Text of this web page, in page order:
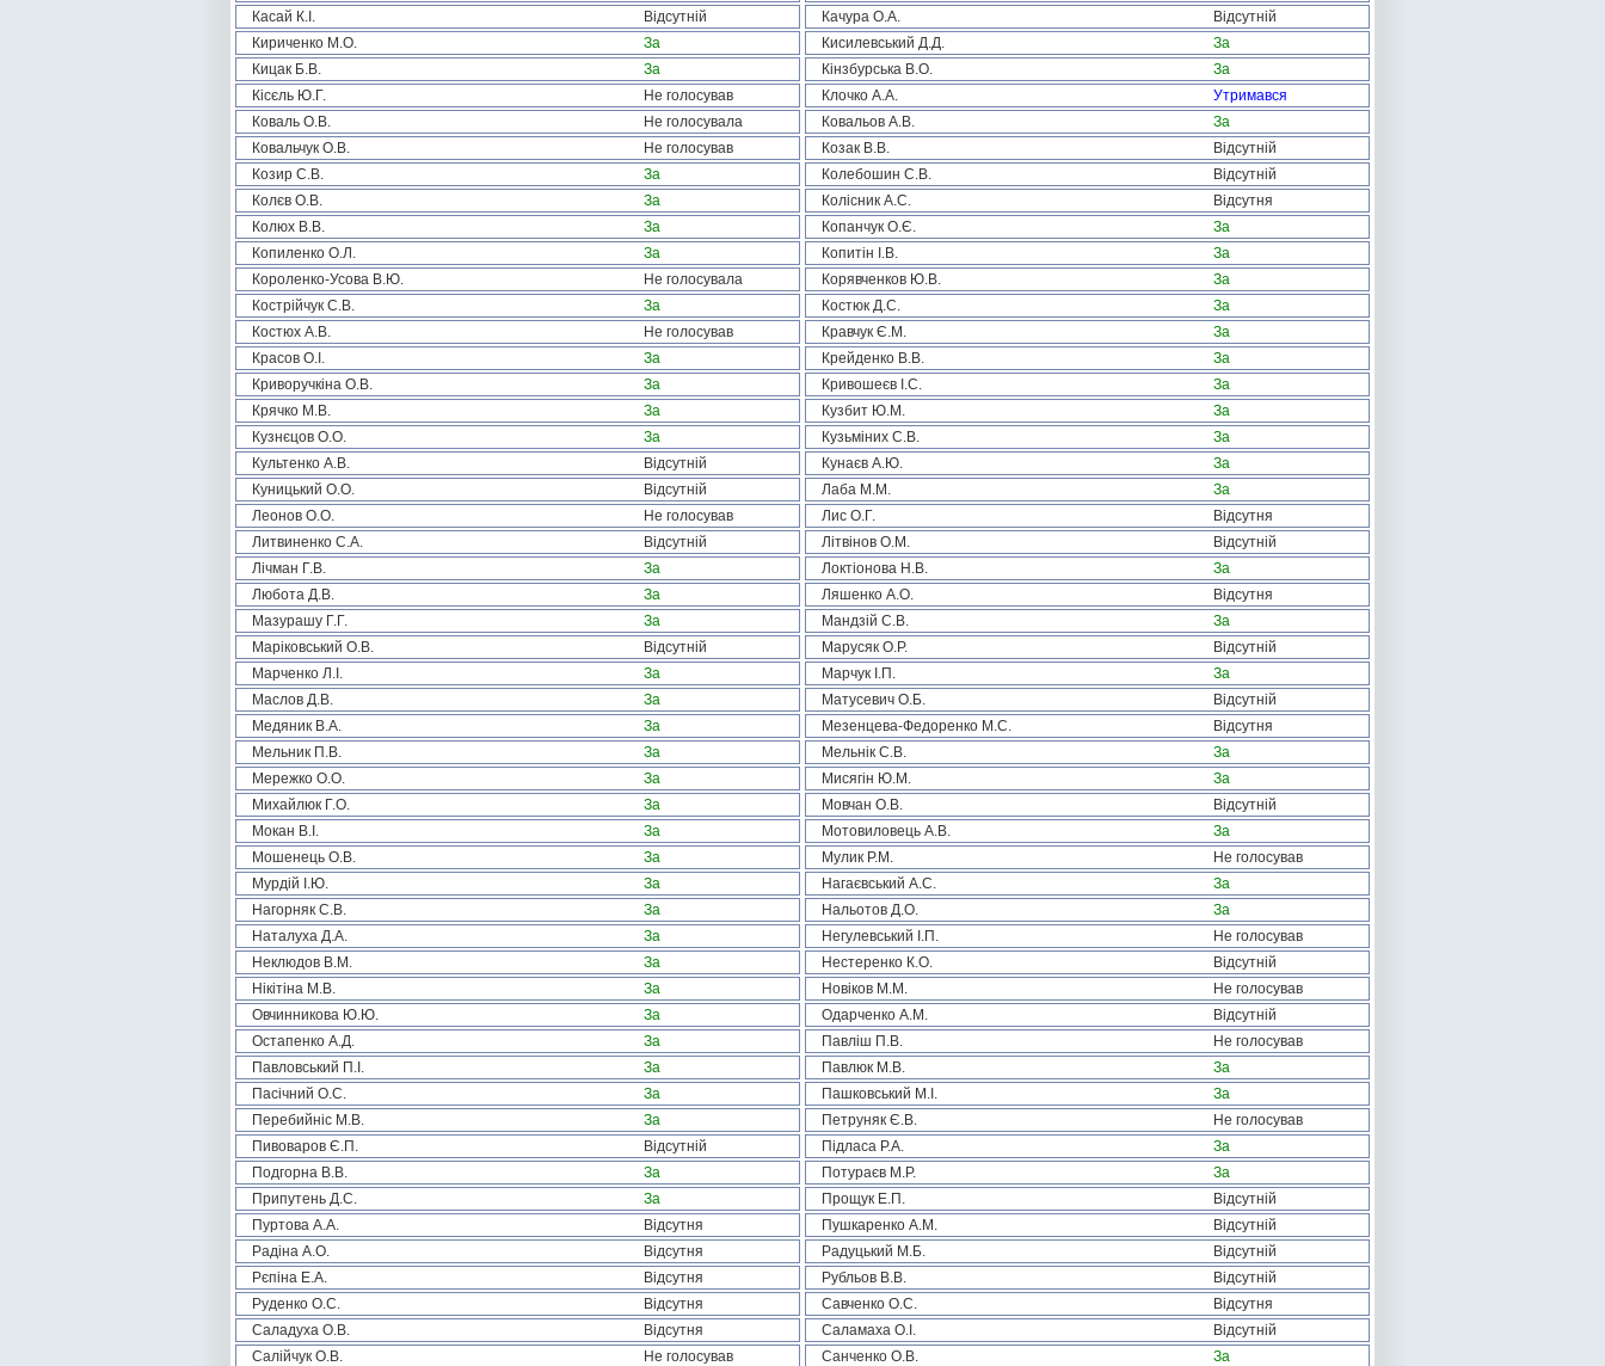
Касай К.І.
Відсутній Качура О.А.
Відсутній
Кириченко М.О.
За Кисилевський Д.Д.
За
Кицак Б.В.
За Кінзбурська В.О.
За
Кісєль Ю.Г.
Не голосував Клочко А.А.
Утримався
Коваль О.В.
Не голосувала Ковальов А.В.
За
Ковальчук О.В.
Не голосував Козак В.В.
Відсутній
Козир С.В.
За Колебошин С.В.
Відсутній
Колєв О.В.
За Колісник А.С.
Відсутня
Колюх В.В.
За Копанчук О.Є.
За
Копиленко О.Л.
За Копитін І.В.
За
Короленко-Усова В.Ю.
Не голосувала Корявченков Ю.В.
За
Кострійчук С.В.
За Костюк Д.С.
За
Костюх А.В.
Не голосував Кравчук Є.М.
За
Красов О.І.
За Крейденко В.В.
За
Криворучкіна О.В.
За Кривошеєв І.С.
За
Крячко М.В.
За Кузбит Ю.М.
За
Кузнєцов О.О.
За Кузьміних С.В.
За
Культенко А.В.
Відсутній Кунаєв А.Ю.
За
Куницький О.О.
Відсутній Лаба М.М.
За
Леонов О.О.
Не голосував Лис О.Г.
Відсутня
Литвиненко С.А.
Відсутній Літвінов О.М.
Відсутній
Лічман Г.В.
За Локтіонова Н.В.
За
Любота Д.В.
За Ляшенко А.О.
Відсутня
Мазурашу Г.Г.
За Мандзій С.В.
За
Маріковський О.В.
Відсутній Марусяк О.Р.
Відсутній
Марченко Л.І.
За Марчук І.П.
За
Маслов Д.В.
За Матусевич О.Б.
Відсутній
Медяник В.А.
За Мезенцева-Федоренко М.С.
Відсутня
Мельник П.В.
За Мельнік С.В.
За
Мережко О.О.
За Мисягін Ю.М.
За
Михайлюк Г.О.
За Мовчан О.В.
Відсутній
Мокан В.І.
За Мотовиловець А.В.
За
Мошенець О.В.
За Мулик Р.М.
Не голосував
Мурдій І.Ю.
За Нагаєвський А.С.
За
Нагорняк С.В.
За Нальотов Д.О.
За
Наталуха Д.А.
За Негулевський І.П.
Не голосував
Неклюдов В.М.
За Нестеренко К.О.
Відсутній
Нікітіна М.В.
За Новіков М.М.
Не голосував
Овчинникова Ю.Ю.
За Одарченко А.М.
Відсутній
Остапенко А.Д.
За Павліш П.В.
Не голосував
Павловський П.І.
За Павлюк М.В.
За
Пасічний О.С.
За Пашковський М.І.
За
Перебийніс М.В.
За Петруняк Є.В.
Не голосував
Пивоваров Є.П.
Відсутній Підласа Р.А.
За
Подгорна В.В.
За Потураєв М.Р.
За
Припутень Д.С.
За Прощук Е.П.
Відсутній
Пуртова А.А.
Відсутня Пушкаренко А.М.
Відсутній
Радіна А.О.
Відсутня Радуцький М.Б.
Відсутній
Рєпіна Е.А.
Відсутня Рубльов В.В.
Відсутній
Руденко О.С.
Відсутня Савченко О.С.
Відсутня
Саладуха О.В.
Відсутня Саламаха О.І.
Відсутній
Салійчук О.В.
Не голосував Санченко О.В.
За